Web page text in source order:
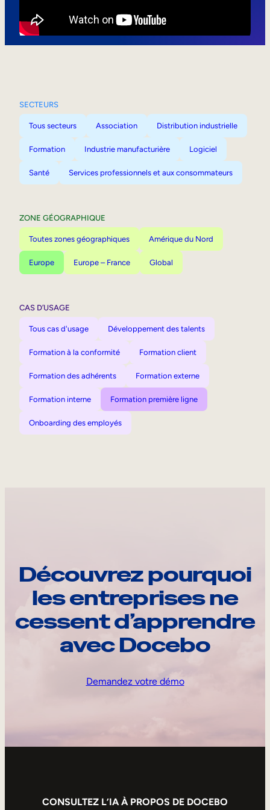
SECTEURS
Tous secteurs Association Distribution industrielle
Formation Industrie manufacturière Logiciel
Santé Services professionnels et aux consommateurs
ZONE GÉOGRAPHIQUE
Toutes zones géographiques Amérique du Nord
Europe Europe – France Global
CAS D’USAGE
Tous cas d'usage Développement des talents
Formation à la conformité Formation client
Formation des adhérents Formation externe
Formation interne Formation première ligne
Onboarding des employés
Découvrez pourquoi
les entreprises ne
cessent d’apprendre
avec Docebo
Demandez votre démo
CONSULTEZ L’IA À PROPOS DE DOCEBO